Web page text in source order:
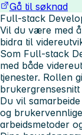
Gå til søknad
Full-stack
Vil du være med
bidra til
Som Full-stack
med både
tjenester. Rollen
Du vil
og
arbeidsmetoder